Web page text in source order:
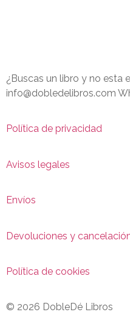
¿Buscas un libro y no esta
info@dobledelibros.com
Política de privacidad
Avisos legales
Envíos
Devoluciones y
Política de cookies
© 2026 DobleDé Libros